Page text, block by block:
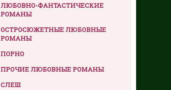
ЛЮБОВНО-ФАНТАСТИЧЕСКИЕ
РОМАНЫ
ОСТРОСЮЖЕТНЫЕ ЛЮБОВНЫЕ
РОМАНЫ
ПОРНО
ПРОЧИЕ ЛЮБОВНЫЕ РОМАНЫ
СЛЕШ